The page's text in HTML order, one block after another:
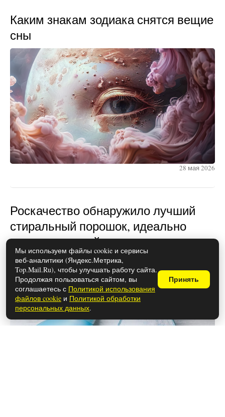
Каким знакам зодиака снятся вещие
сны
28 мая 2026
Роскачество обнаружило лучший
стиральный порошок, идеально
отстирывающий пятна: список
опубликован
Мы используем файлы cookie и сервисы
веб-аналитики (Яндекс.Метрика,
Top.Mail.Ru), чтобы улучшать работу сайта.
Продолжая пользоваться сайтом, вы
соглашаетесь с Политикой использования
файлов cookie и Политикой обработки
персональных данных.
Принять